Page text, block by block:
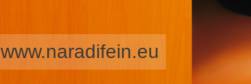
www.naradifein.eu